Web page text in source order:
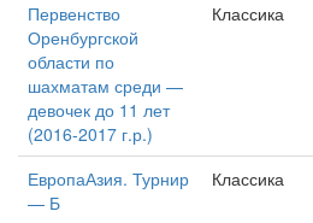
Первенство
Оренбургской
области по
шахматам среди —
девочек до 11 лет
(2016-2017 г.р.)
Классика
ЕвропаАзия. Турнир
— Б
Классика